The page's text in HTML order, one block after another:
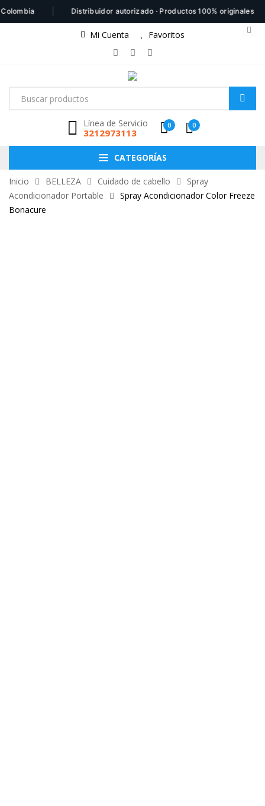
| Distribuidor autorizado · Productos 100% originales |
Mi Cuenta Favoritos
Línea de Servicio
3212973113
0 0
CATEGORÍAS
Inicio BELLEZA Cuidado de cabello
Spray
Acondicionador Portable
Spray Acondicionador Color Freeze
Bonacure